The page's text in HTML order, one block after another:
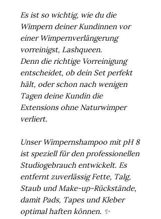
Es ist so wichtig, wie du die
Wimpern deiner Kundinnen vor
einer Wimpernverlängerung
vorreinigst, Lashqueen.
Denn die richtige Vorreinigung
entscheidet, ob dein Set perfekt
hält, oder schon nach wenigen
Tagen deine Kundin die
Extensions ohne Naturwimper
verliert.
Unser Wimpernshampoo mit pH 8
ist speziell für den professionellen
Studiogebrauch entwickelt. Es
entfernt zuverlässig Fette, Talg,
Staub und Make-up-Rückstände,
damit Pads, Tapes und Kleber
optimal haften können. ✨